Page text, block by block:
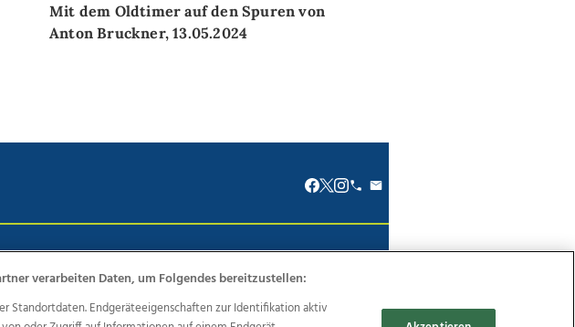
Mit dem Oldtimer auf den Spuren von
Anton Bruckner, 13.05.2024
verarbeiten Daten, um Folgendes bereitzustellen:
Standortdaten. Endgeräteeigenschaften zur Identifikation aktiv